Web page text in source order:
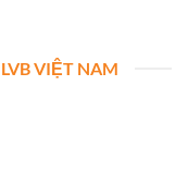
VIỆT NAM